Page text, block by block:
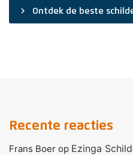
navigate_next Ontdek de beste
Recente reacties
Frans Boer op Ezinga